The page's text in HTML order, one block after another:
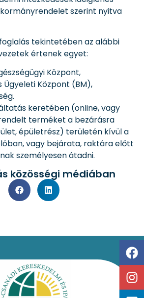
szerint nyitva
tekintetében az alábbi
értenek egyet:
Központ,
Központ (BM),
keretében (online, vagy
terméket a bezárásra
épületrész) területén kívül a
vagy bejárata, raktára előtt
személyesen átadni.
közösségi médiában